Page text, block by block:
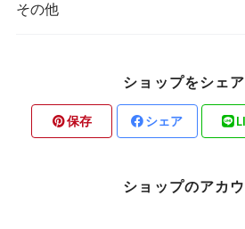
その他
ショップをシェ
保存 シェア
ショップのアカ